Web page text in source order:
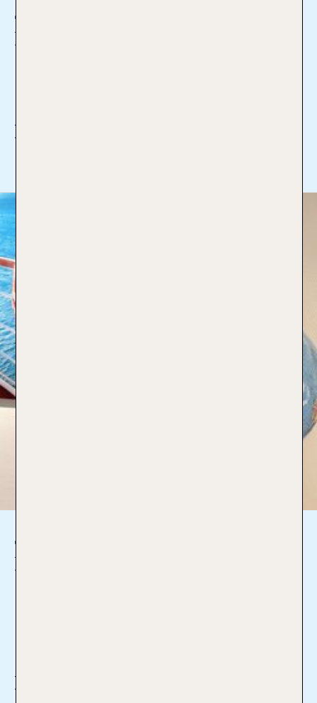
Janet Nagl
Reiseverkäuferin
Ich bin Profi für:
Jutta Duschek
Reiseverkäuferin
Ich bin Profi für: